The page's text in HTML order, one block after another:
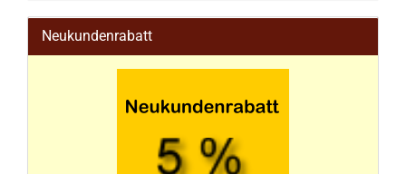
Neukundenrabatt